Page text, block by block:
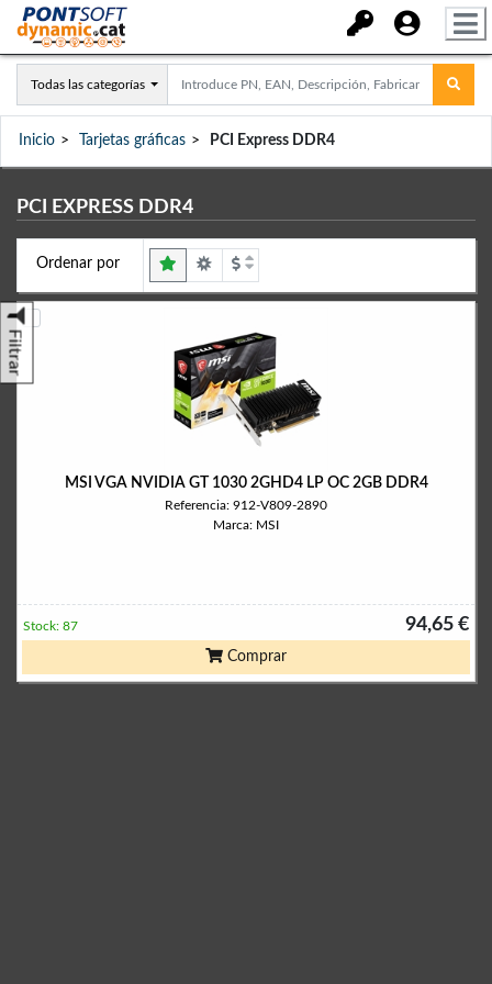
Todas las categorías
Inicio Tarjetas gráficas PCI Express DDR4
PCI EXPRESS DDR4
Filtrar
Ordenar por
MSI VGA NVIDIA GT 1030 2GHD4 LP OC 2GB DDR4
Referencia: 912-V809-2890
Marca: MSI
94,65 €
Stock: 87
Comprar